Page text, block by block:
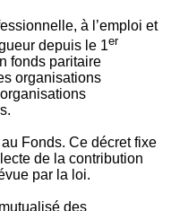
à l’emploi et
depuis le 1er
fonds paritaire
organisations
Fonds. Ce décret fixe
de la contribution
par la loi.
des